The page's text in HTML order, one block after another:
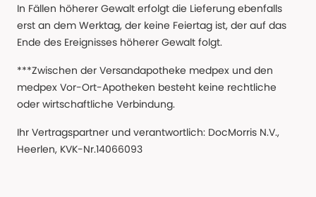
In Fällen höherer Gewalt erfolgt die Lieferung ebenfalls
erst an dem Werktag, der keine Feiertag ist, der auf das
Ende des Ereignisses höherer Gewalt folgt.
***Zwischen der Versandapotheke medpex und den
medpex Vor-Ort-Apotheken besteht keine rechtliche
oder wirtschaftliche Verbindung.
Ihr Vertragspartner und verantwortlich: DocMorris N.V.,
Heerlen, KVK-Nr.14066093